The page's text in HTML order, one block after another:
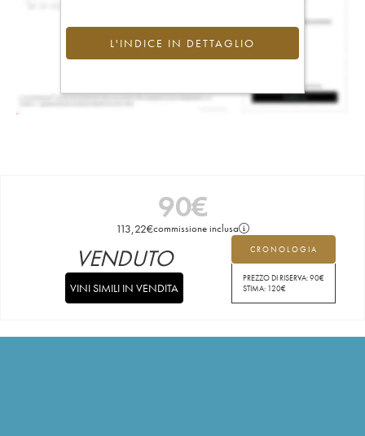
L'INDICE IN DETTAGLIO
90€
113,22€commissione inclusa
CRONOLOGIA
PREZZO DI RISERVA:90€
STIMA: 120€
VENDUTO
VINI SIMILI IN VENDITA